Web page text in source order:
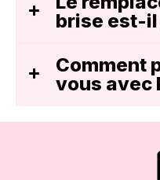
brise est-
Comment
vous avec